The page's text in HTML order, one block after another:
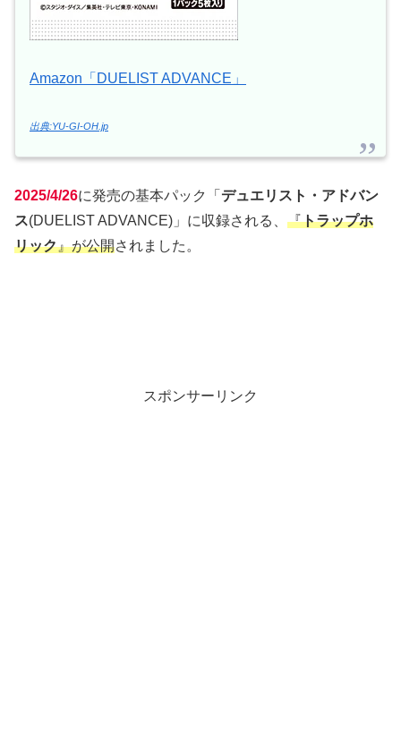
Amazon「DUELIST ADVANCE」
出典:YU-GI-OH.jp
2025/4/26に発売の基本パック「 デュエリスト・アドバン
ス(DUELIST ADVANCE)」に収録される、 『トラップホ
リック』が公開されました。
スポンサーリンク